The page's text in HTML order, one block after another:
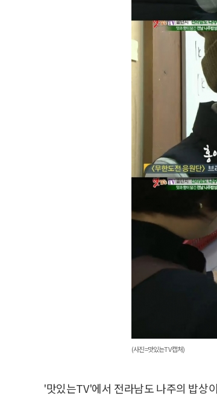
(사진=맛있는TV 캡처)
'맛있는TV'에서 전라남도 나주의 밥상